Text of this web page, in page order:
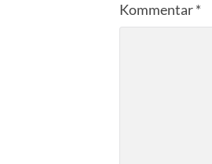
Kommentar*